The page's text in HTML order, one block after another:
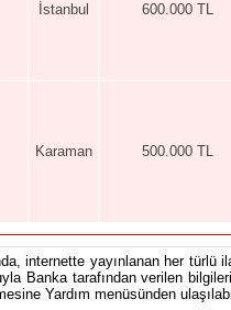
İstanbul 600.000 TL
Karaman 500.000 TL
internette yayınlanan her türlü
Banka tarafından verilen
Yardım menüsünden